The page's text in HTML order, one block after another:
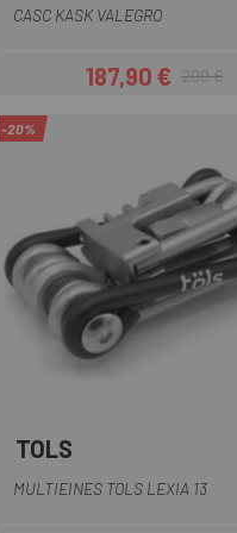
CASC KASK VALEGRO
Preu
187,90 €Preu regular
209 €
-20%
TOLS
MULTIEINES TOLS LEXIA 13